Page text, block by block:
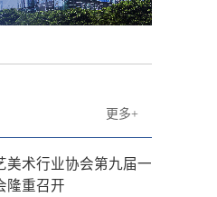
更多+
美术行业协会第九届一
隆重召开